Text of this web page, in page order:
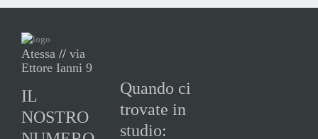
Atessa // via
Ettore Ianni 9
IL
NOSTRO
Quando ci
trovate in
studio: